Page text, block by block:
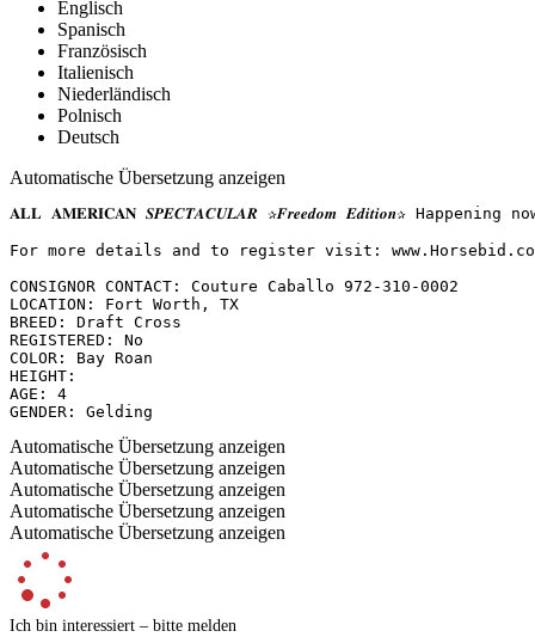
Englisch
Spanisch
Französisch
Italienisch
Niederländisch
Polnisch
Deutsch
Automatische Übersetzung anzeigen
𝐀𝐋𝐋 𝐀𝐌𝐄𝐑𝐈𝐂𝐀𝐍 𝑺𝑷𝑬𝑪𝑻𝑨𝑪𝑼𝑳𝑨𝑹 ✰𝑭𝒓𝒆𝒆𝒅𝒐𝒎 𝑬𝒅𝒊𝒕𝒊𝒐𝒏✰
For more details and to register visit:
CONSIGNOR CONTACT: Couture Caballo 972-310-0002
LOCATION: Fort Worth, TX
BREED: Draft Cross
REGISTERED: No
COLOR: Bay Roan
HEIGHT:
AGE: 4
GENDER: Gelding
Automatische Übersetzung anzeigen
Automatische Übersetzung anzeigen
Automatische Übersetzung anzeigen
Automatische Übersetzung anzeigen
Automatische Übersetzung anzeigen
Ich bin interessiert – bitte melden